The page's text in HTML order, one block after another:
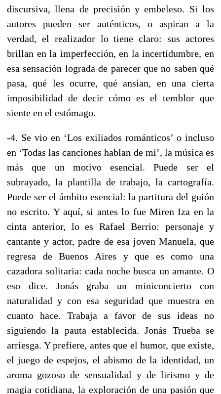
discursiva, llena de precisión y embeleso. Si los
autores pueden ser auténticos, o aspiran a la
verdad, el realizador lo tiene claro: sus actores
brillan en la imperfección, en la incertidumbre, en
esa sensación lograda de parecer que no saben qué
pasa, qué les ocurre, qué ansían, en una cierta
imposibilidad de decir cómo es el temblor que
siente en el estómago.
-4. Se vio en ‘Los exiliados románticos’ o incluso
en ‘Todas las canciones hablan de mí’, la música es
más que un motivo esencial. Puede ser el
subrayado, la plantilla de trabajo, la cartografía.
Puede ser el ámbito esencial: la partitura del guión
no escrito. Y aquí, si antes lo fue Miren Iza en la
cinta anterior, lo es Rafael Berrio: personaje y
cantante y actor, padre de esa joven Manuela, que
regresa de Buenos Aires y que es como una
cazadora solitaria: cada noche busca un amante. O
eso dice. Jonás graba un miniconcierto con
naturalidad y con esa seguridad que muestra en
cuanto hace. Trabaja a favor de sus ideas no
siguiendo la pauta establecida. Jonás Trueba se
arriesga. Y prefiere, antes que el humor, que existe,
el juego de espejos, el abismo de la identidad, un
aroma gozoso de sensualidad y de lirismo y de
magia cotidiana, la exploración de una pasión que